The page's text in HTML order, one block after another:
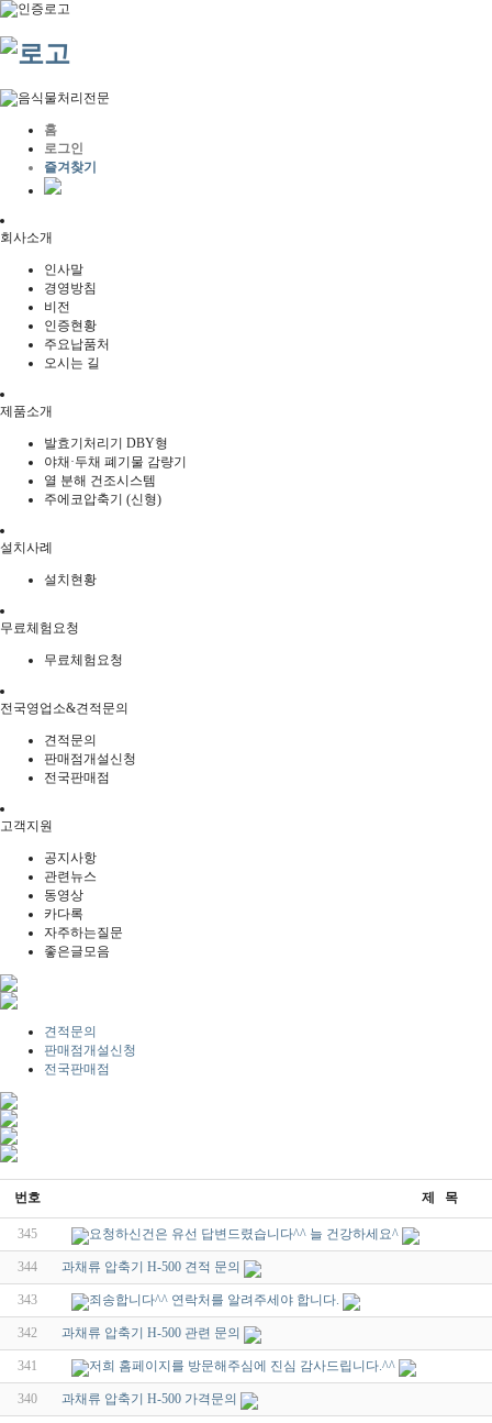
홈
로그인
즐겨찾기
회사소개
인사말
경영방침
비전
인증현황
주요납품처
오시는 길
제품소개
발효기처리기 DBY형
야채·두채 폐기물 감량기
열 분해 건조시스템
주에코압축기 (신형)
설치사례
설치현황
무료체험요청
무료체험요청
전국영업소&견적문의
견적문의
판매점개설신청
전국판매점
고객지원
공지사항
관련뉴스
동영상
카다록
자주하는질문
좋은글모음
견적문의
판매점개설신청
전국판매점
번호 제 목
345 요청하신건은 유선 답변드렸습니다^^ 늘 건강하세요^
344 과채류 압축기 H-500 견적 문의
343 죄송합니다^^ 연락처를 알려주세야 합니다.
342 과채류 압축기 H-500 관련 문의
341 저희 홈페이지를 방문해주심에 진심 감사드립니다.^^
340 과채류 압축기 H-500 가격문의